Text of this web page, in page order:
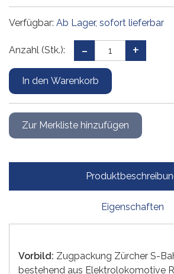
Verfügbar: Ab Lager, sofort lieferbar
Anzahl (Stk.):
Eigenschaften
Vorbild: Zugpackung Zürcher S-
bestehend aus Elektrolokomotive